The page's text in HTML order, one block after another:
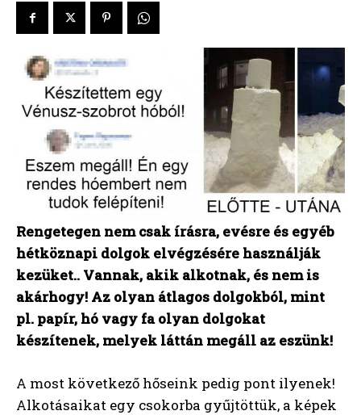
Rengetegen nem csak írásra, evésre és egyéb
hétköznapi dolgok elvégzésére használják
kezüket.. Vannak, akik alkotnak, és nem is
akárhogy! Az olyan átlagos dolgokból, mint
pl. papír, hó vagy fa olyan dolgokat
készítenek, melyek láttán megáll az eszünk!
A most következő hőseink pedig pont ilyenek!
Alkotásaikat egy csokorba gyűjtöttük, a képek